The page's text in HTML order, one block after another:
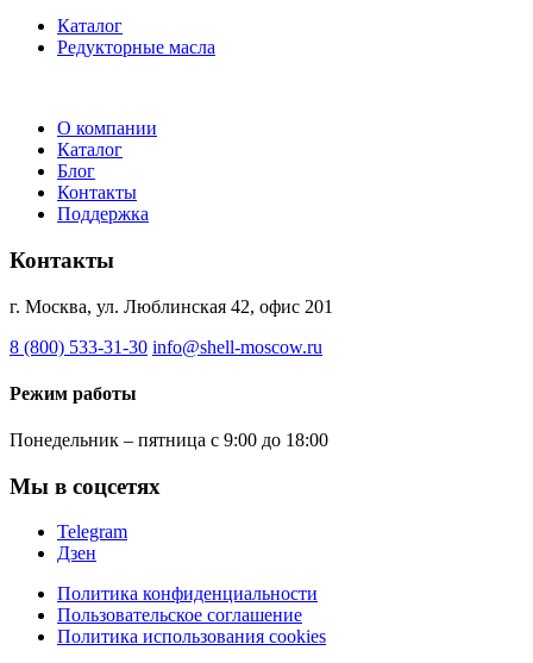
Каталог
Редукторные масла
О компании
Каталог
Блог
Контакты
Поддержка
Контакты
г. Москва, ул. Люблинская 42, офис 201
8 (800) 533-31-30 info@shell-moscow.ru
Режим работы
Понедельник – пятница с 9:00 до 18:00
Мы в соцсетях
Telegram
Дзен
Политика конфиденциальности
Пользовательское соглашение
Политика использования cookies